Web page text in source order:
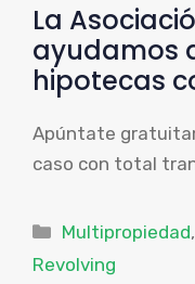
La
ayudamos
hipotecas
Apúntate
caso con total
Categorías
Multipropiedad,
Revolving